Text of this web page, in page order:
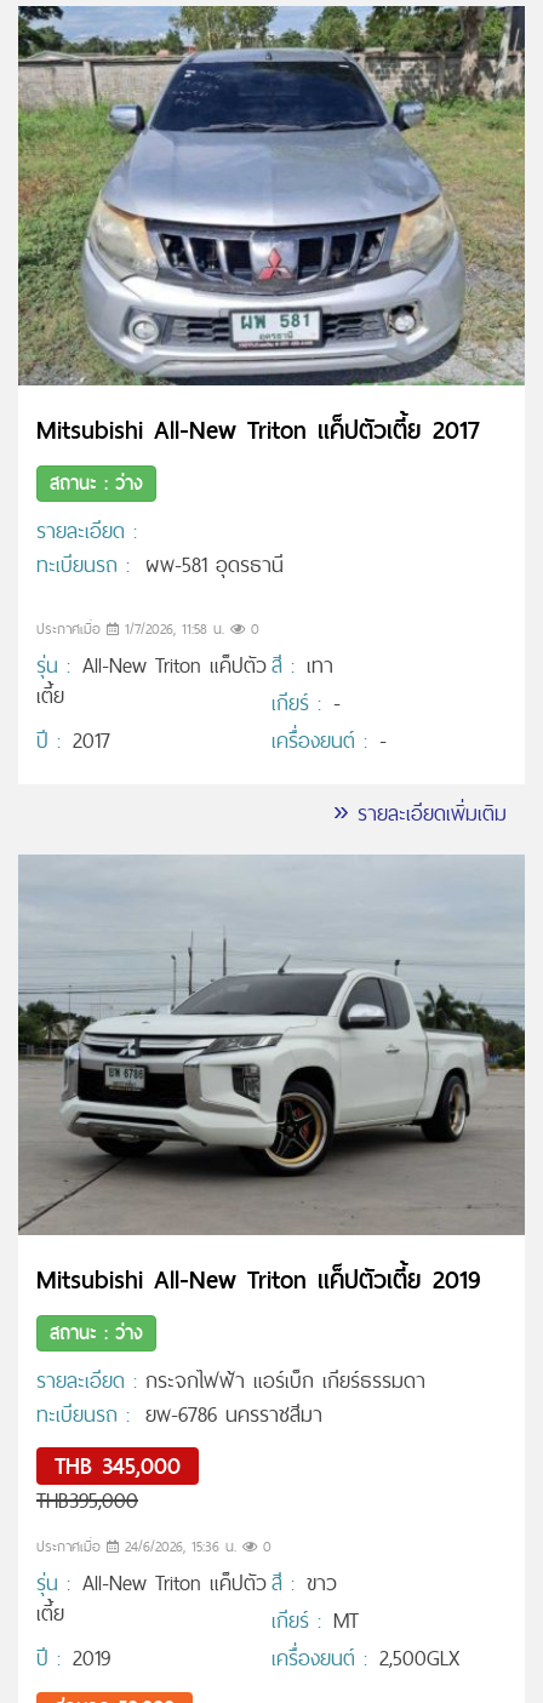
Mitsubishi All-New Triton แค็ปตัวเตี้ย 2017
สถานะ : ว่าง
รายละเอียด :
ทะเบียนรถ : ผพ-581 อุดรธานี
ประกาศเมื่อ 1/7/2026, 11:58 น. 0
รุ่น : All-New Triton แค็ปตัว
เตี้ย
สี : เทา
เกียร์ : -
ปี : 2017 เครื่องยนต์ : -
» รายละเอียดเพิ่มเติม
Mitsubishi All-New Triton แค็ปตัวเตี้ย 2019
สถานะ : ว่าง
รายละเอียด : กระจกไฟฟ้า แอร์เบ็ก เกียร์ธรรมดา
ทะเบียนรถ : ยพ-6786 นครราชสีมา
THB 345,000
THB395,000
ประกาศเมื่อ 24/6/2026, 15:36 น. 0
รุ่น : All-New Triton แค็ปตัว
เตี้ย
สี : ขาว
เกียร์ : MT
ปี : 2019 เครื่องยนต์ : 2,500GLX